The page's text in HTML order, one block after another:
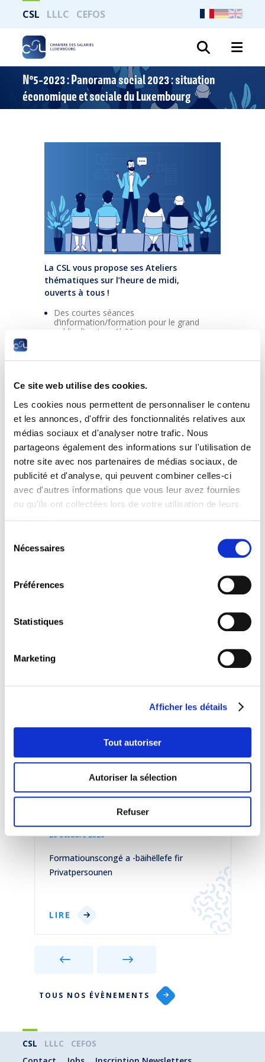
Ce site web utilise des cookies.
Les cookies nous permettent de personnaliser le contenu
et les annonces, d'offrir des fonctionnalités relatives aux
médias sociaux et d'analyser notre trafic. Nous
partageons également des informations sur l'utilisation de
notre site avec nos partenaires de médias sociaux, de
publicité et d'analyse, qui peuvent combiner celles-ci
avec d'autres informations que vous leur avez fournies
ou qu'ils ont collectées lors de votre utilisation de leurs
Nécessaires
Préférences
Statistiques
Marketing
Afficher les détails
Tout autoriser
Autoriser la sélection
Refuser
CSL LLLC CEFOS
N°5-2023 : Panorama social 2023 : situation
économique et sociale du Luxembourg
La CSL vous propose ses Ateliers
thématiques sur l’heure de midi,
ouverts à tous !
Des courtes séances
d’information/formation pour le grand
public d’environ 1h30,
juridiques variés.
Lieu : Dans le bâtiment de la CSL en face des
Atelier N°5 le 16 mai 2023 de 12h15 à
13h45
Thème : « Panorama social 2023 :
situation économique et sociale du
Luxembourg »
L’atelier sera animé par un/une expert(e) de la
leurs questions.
participation est gratuite. L’inscription est
Un lunch sandwich sera offert durant l’atelier.
Autres évènements
Séances d'information
26 octobre 2026
Formatiounscongé a -bäihëllefe fir
Privatpersounen
LIRE
TOUS NOS ÉVÈNEMENTS
CSL LLLC
CEFOS